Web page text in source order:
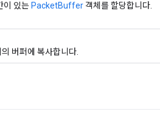
이 있는 PacketBuffer 객체를 할당합니다.
버퍼에 복사합니다.